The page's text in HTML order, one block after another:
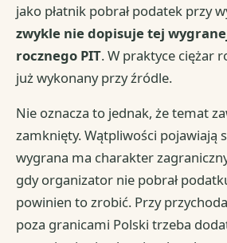
jako płatnik pobrał podatek przy
zwykle nie dopisuje tej
rocznego PIT. W praktyce ciężar
już wykonany przy źródle.
Nie oznacza to jednak, że temat
zamknięty. Wątpliwości pojawiają
wygrana ma charakter
gdy organizator nie pobrał
powinien to zrobić. Przy
poza granicami Polski trzeba